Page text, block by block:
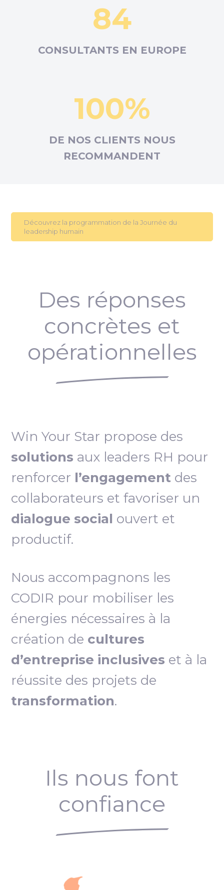
84
CONSULTANTS EN EUROPE
100%
DE NOS CLIENTS NOUS
RECOMMANDENT
Découvrez la programmation de la Journée du
leadership humain
Des réponses
concrètes et
opérationnelles
Win Your Star propose des
solutions aux leaders RH pour
renforcer l’engagement des
collaborateurs et favoriser un
dialogue social ouvert et
productif.
Nous accompagnons les
CODIR pour mobiliser les
énergies nécessaires à la
création de cultures
d’entreprise inclusives et à la
réussite des projets de
transformation.
Ils nous font
confiance